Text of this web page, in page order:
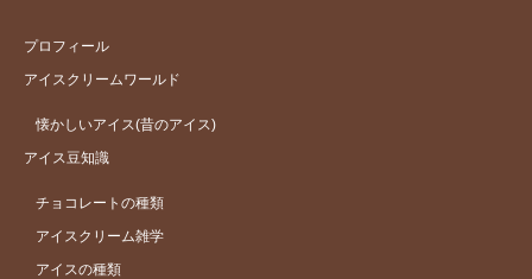
プロフィール
アイスクリームワールド
懐かしいアイス(昔のアイス)
アイス豆知識
チョコレートの種類
アイスクリーム雑学
アイスの種類